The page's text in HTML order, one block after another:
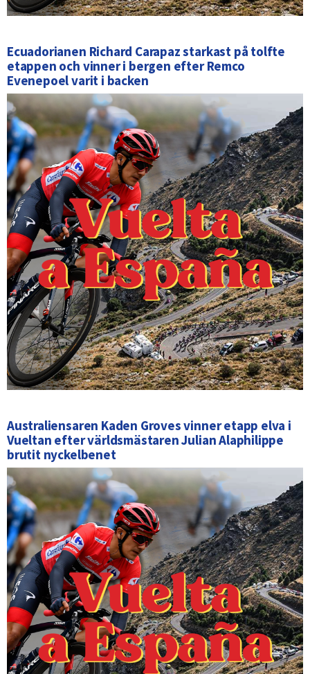
Ecuadorianen Richard Carapaz starkast på tolfte
etappen och vinner i bergen efter Remco
Evenepoel varit i backen
Australiensaren Kaden Groves vinner etapp elva i
Vueltan efter världsmästaren Julian Alaphilippe
brutit nyckelbenet